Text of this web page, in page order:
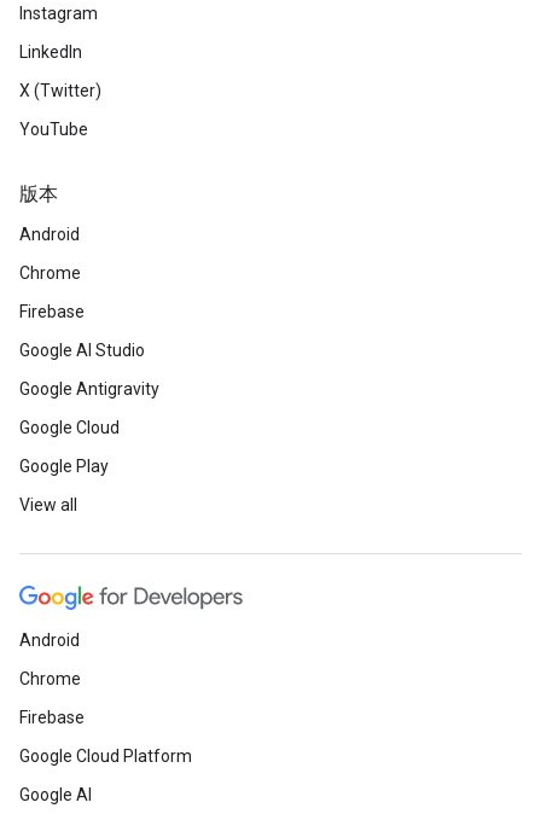
Instagram
LinkedIn
X (Twitter)
YouTube
版本
Android
Chrome
Firebase
Google AI Studio
Google Antigravity
Google Cloud
Google Play
View all
Android
Chrome
Firebase
Google Cloud Platform
Google AI